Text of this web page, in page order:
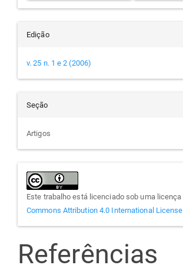
Edição
v. 25 n. 1 e 2 (2006)
Seção
Artigos
Este trabalho está licenciado sob uma licença
Commons Attribution 4.0 International License
Referências